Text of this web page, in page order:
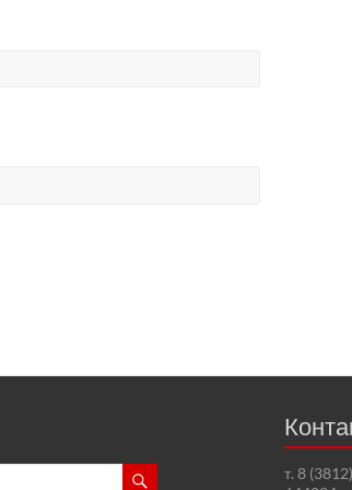
т. 8